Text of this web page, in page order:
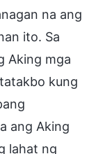
na ang
ito. Sa
Aking mga
kung
ang Aking
lahat ng